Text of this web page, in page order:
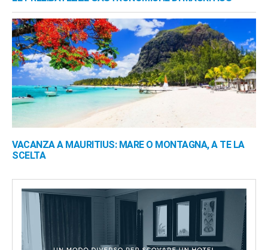
VACANZA A MAURITIUS: MARE O MONTAGNA, A TE LA
SCELTA